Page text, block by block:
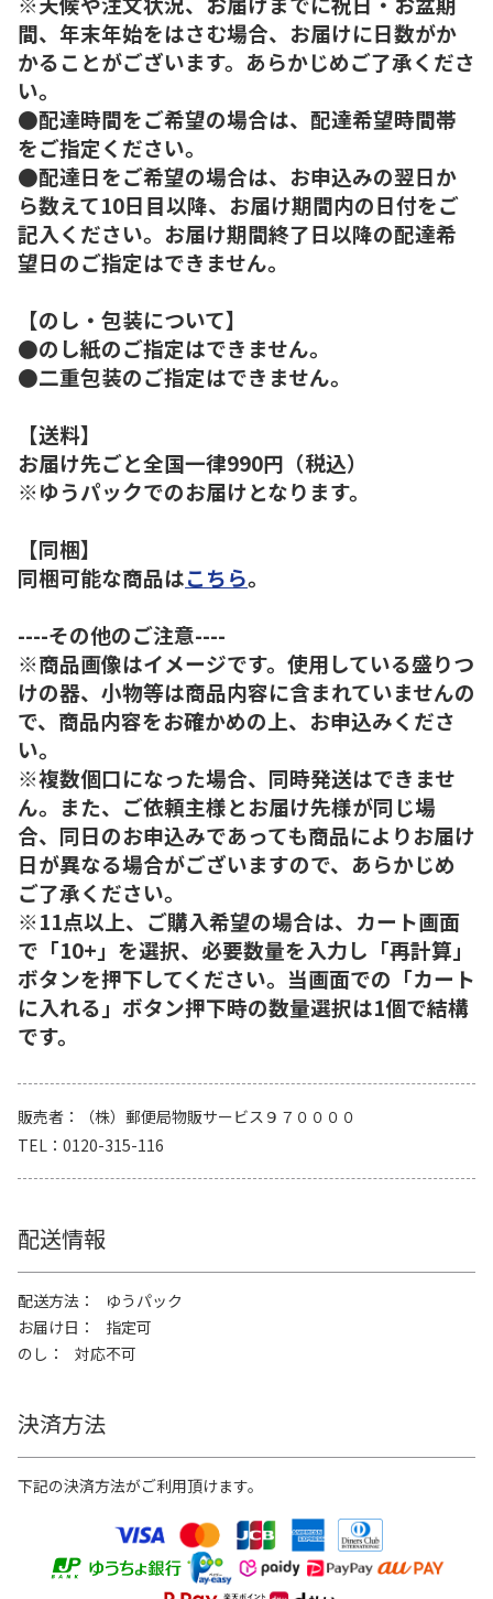
間、年末年始をはさむ場合、お届けに日数がか
かることがございます。あらかじめご了承くださ
い。
●配達時間をご希望の場合は、配達希望時間帯
をご指定ください。
●配達日をご希望の場合は、お申込みの翌日か
ら数えて10日目以降、お届け期間内の日付をご
記入ください。お届け期間終了日以降の配達希
望日のご指定はできません。
【のし・包装について】
●のし紙のご指定はできません。
●二重包装のご指定はできません。
【送料】
お届け先ごと全国一律990円（税込）
※ゆうパックでのお届けとなります。
【同梱】
同梱可能な商品はこちら。
----その他のご注意----
※商品画像はイメージです。使用している盛りつ
けの器、小物等は商品内容に含まれていませんの
で、商品内容をお確かめの上、お申込みくださ
い。
※複数個口になった場合、同時発送はできませ
ん。また、ご依頼主様とお届け先様が同じ場
合、同日のお申込みであっても商品によりお届け
日が異なる場合がございますので、あらかじめ
ご了承ください。
※11点以上、ご購入希望の場合は、カート画面
で「10+」を選択、必要数量を入力し「再計算」
ボタンを押下してください。当画面での「カート
に入れる」ボタン押下時の数量選択は1個で結構
です。
販売者
（株）郵便局物販サービス９７００００
TEL
0120-315-116
配送情報
配送方法
ゆうパック
お届け日
指定可
のし
対応不可
決済方法
下記の決済方法がご利用頂けます。